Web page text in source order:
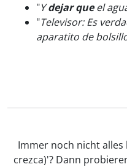
"Ydejar queel
"Televisor: Es
aparatito de
Immer noch nicht
crezca)'? Dann